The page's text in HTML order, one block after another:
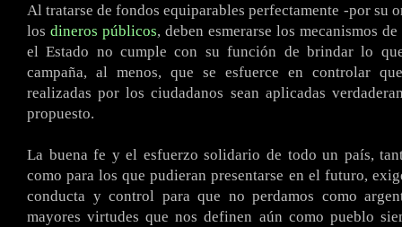
Al tratarse de fondos equiparables perfectamente -por su
los dineros públicos, deben esmerarse los mecanismos
el Estado no cumple con su función de brindar lo
campaña, al menos, que se esfuerce en controlar
realizadas por los ciudadanos sean aplicadas
propuesto.
La buena fe y el esfuerzo solidario de todo un país,
como para los que pudieran presentarse en el futuro,
conducta y control para que no perdamos como
mayores virtudes que nos definen aún como pueblo